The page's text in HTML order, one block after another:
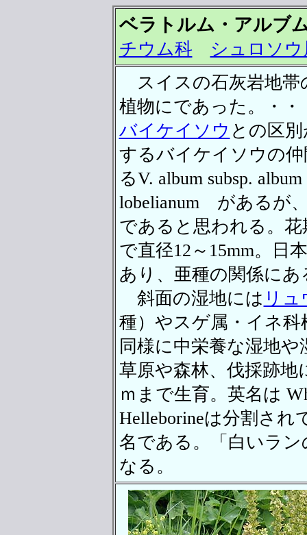
ベラトルム・アルブ
チウム科
シュロソウ
スイスの石灰岩地帯
植物にであった。・
バイケイソウ との区
するバイケイソウの
るV. album subsp.
lobelianum があるが
であると思われる。
で直径12～15mm。日
あり、亜種の関係にあ
斜面の湿地には リ
種）やスゲ属・イネ
同様に中栄養な湿地
草原や森林、伐採跡地
ｍまで生育。英名は
Helleborineは分割さ
名である。「白いラ
なる。